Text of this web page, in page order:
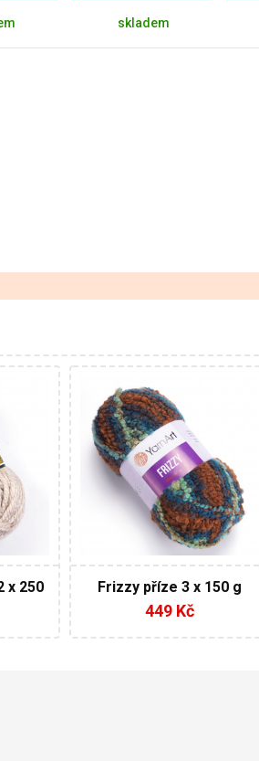
skladem
x 250
77% Akryl - 20%
Vlna
Fantasy
150
105
3
Frizzy příze 3 x 150 g
AKCE
449 Kč